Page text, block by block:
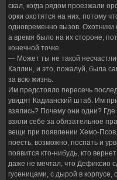
скал, когда рядом проезжали
орки охотятся на них, потому
одновременно вызов.
а время было на их стороне,
конечной точке.
— Может ты не такой
Каллин, и это, пожалуй, была
за всю жизнь.
Им предстояло пересечь
увидят Кадианский штаб. Им
взялись? Почему они одни?
взяли себе за обязательное
вещи при появлении Хемо-
поесть, возможно, поспать и
появится кто-нибудь, кто
даже не мечтал, что Дефиксио
гусеницами, с дырой в корпусе,